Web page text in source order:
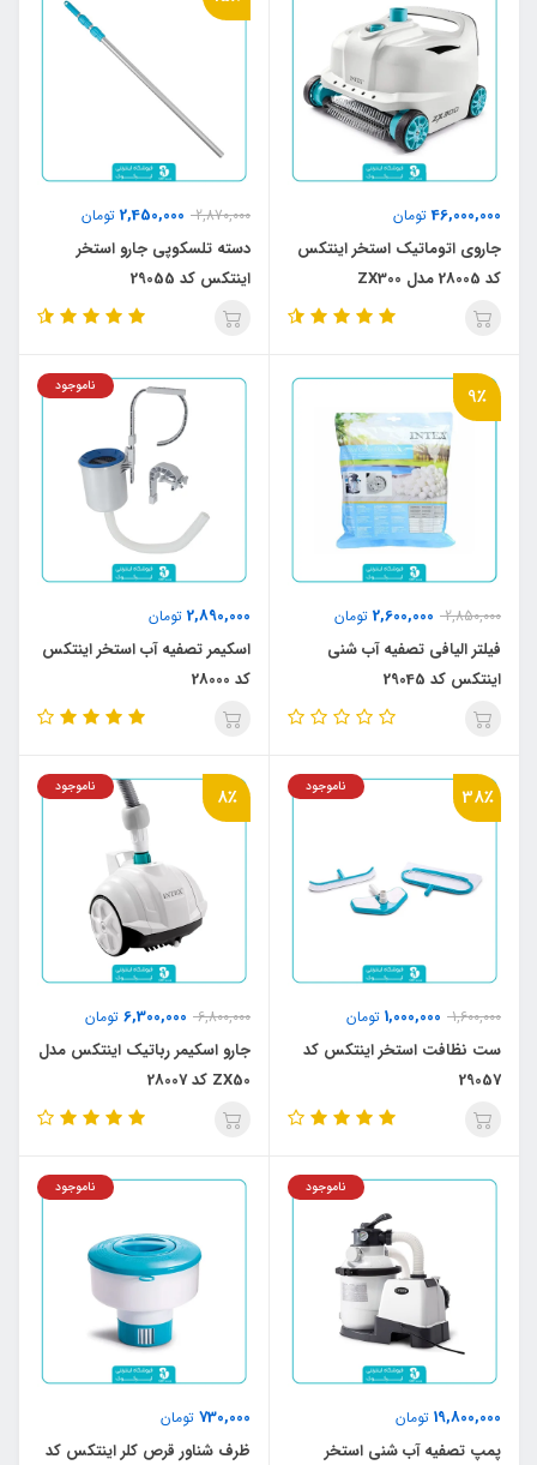
46,000,000تومان
جاروی اتوماتیک استخر اینتکس
کد 28005 مدل ZX300
2,870,000
2,450,000 تومان
دسته تلسکوپی جارو استخر
اینتکس کد 29055
9٪
2,850,000
2,600,000 تومان
فیلتر الیافی تصفیه آب شنی
اینتکس کد 29045
2,890,000 تومان
ناموجود
اسکیمر تصفیه آب استخر اینتکس
کد 28000
38٪
1,600,000
1,000,000 تومان
ناموجود
ست نظافت استخر اینتکس کد
29057
8٪
6,800,000
6,300,000 تومان
ناموجود
جارو اسکیمر رباتیک اینتکس مدل
ZX50 کد 28007
19,800,000 تومان
ناموجود
پمپ تصفیه آب شنی استخر
730,000 تومان
ناموجود
ظرف شناور قرص کلر اینتکس کد